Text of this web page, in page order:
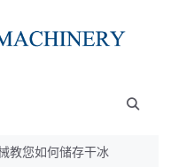
教您如何储存干冰